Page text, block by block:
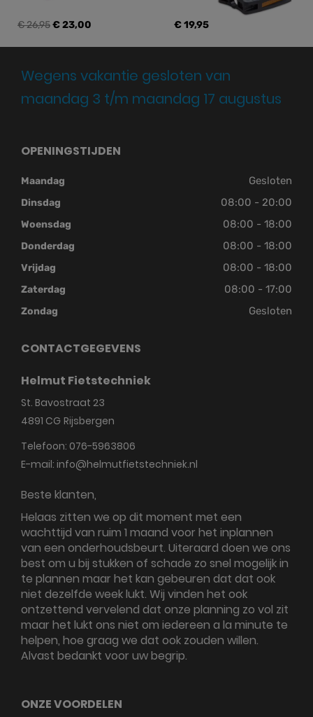
€ 26,95€ 23,00 € 19,95
Wegens vakantie gesloten van
maandag 3 t/m maandag 17 augustus
OPENINGSTIJDEN
Maandag Gesloten
Dinsdag 08:00 - 20:00
Woensdag 08:00 - 18:00
Donderdag 08:00 - 18:00
Vrijdag 08:00 - 18:00
Zaterdag 08:00 - 17:00
Zondag Gesloten
CONTACTGEGEVENS
Helmut Fietstechniek
St. Bavostraat 23
4891 CG Rijsbergen
Telefoon: 076-5963806
E-mail: info@helmutfietstechniek.nl
Beste klanten,
Helaas zitten we op dit moment met een
wachttijd van ruim 1 maand voor het inplannen
van een onderhoudsbeurt. Uiteraard doen we ons
best om u bij stukken of schade zo snel mogelijk in
te plannen maar het kan gebeuren dat dat ook
niet dezelfde week lukt. Wij vinden het ook
ontzettend vervelend dat onze planning zo vol zit
maar het lukt ons niet om iedereen a la minute te
helpen, hoe graag we dat ook zouden willen.
Alvast bedankt voor uw begrip.
ONZE VOORDELEN